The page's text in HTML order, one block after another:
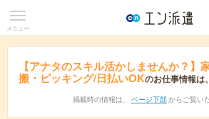
メニュー
【アナタのスキル活かしませんか？】
搬・ピッキング/日払いOKのお仕事情報は
掲載時の情報は、 ページ下部 からご覧い